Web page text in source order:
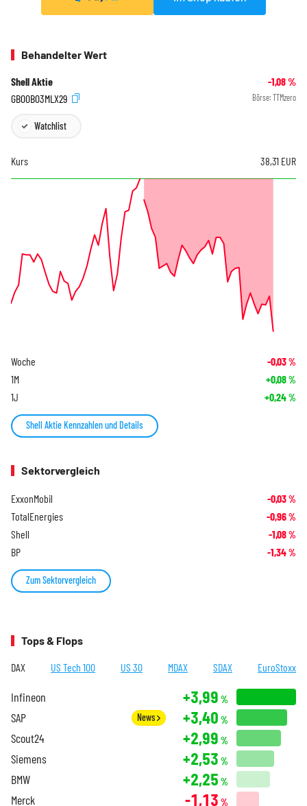
Behandelter Wert
Shell Aktie -1,08%
GB00B03MLX29
Börse: TTMzero
Watchlist
Kurs 38,31 EUR
Woche -0,03%
1M +0,08%
1J +0,24%
Shell Aktie Kennzahlen und Details
Sektorvergleich
ExxonMobil -0,03%
TotalEnergies -0,96%
Shell -1,08%
BP -1,34%
Zum Sektorvergleich
Tops & Flops
DAX US Tech 100 US 30 MDAX SDAX EuroStoxx
Infineon +3,99 %
SAP News +3,40 %
Scout24 +2,99 %
Siemens +2,53 %
BMW +2,25 %
Merck -1,13 %